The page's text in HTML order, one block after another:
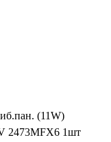
(11W)
2473MFX6 1шт